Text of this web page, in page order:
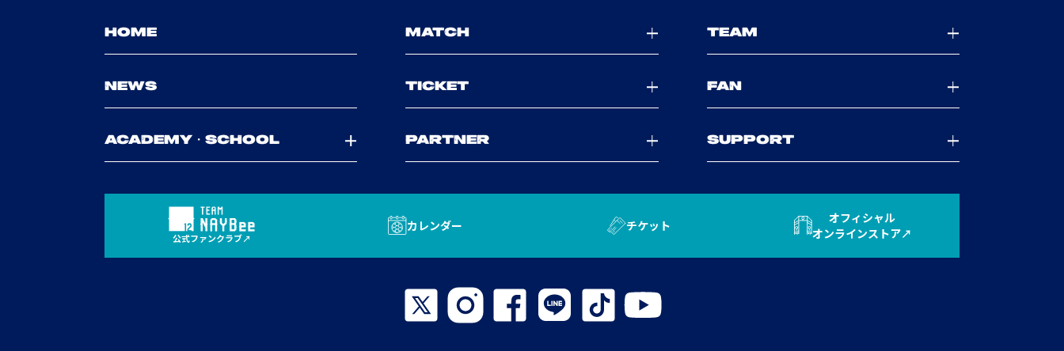
HOME MATCH TEAM
NEWS TICKET FAN
ACADEMY・SCHOOL PARTNER SUPPORT
公式ファンクラブ
カレンダー チケット
オフィシャル
オンラインストア